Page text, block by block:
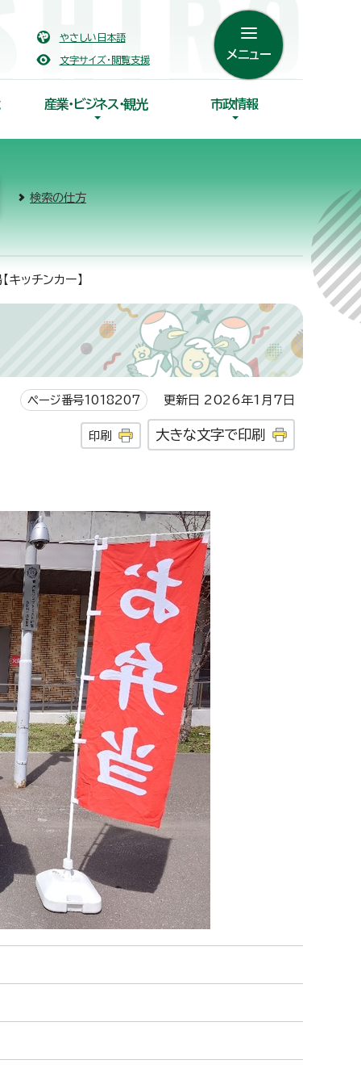
やさしい日本語
文字サイズ・閲覧支援 メニュー
産業・ビジネス・観光 市政情報
検索の仕方
ッチンカー】
ページ番号1018207 更新日 2026年1月7日
印刷 大きな文字で印刷